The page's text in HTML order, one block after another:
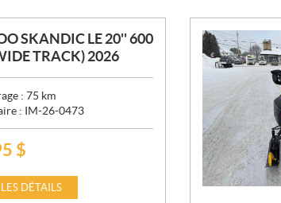
SKANDIC LE 20'' 600
TRACK) 2026
: 75 km
: IM-26-0473
$
DÉTAILS